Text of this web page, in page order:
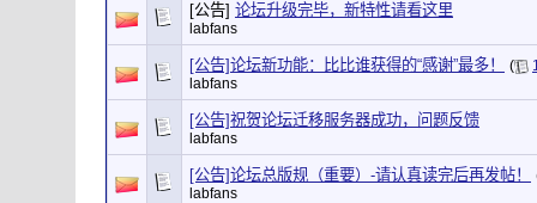
[公告] 论坛升级完毕，新特性请看这里
labfans
[公告]论坛新功能：比比谁获得的“感谢”最多！ (
labfans
[公告]祝贺论坛迁移服务器成功，问题反馈
labfans
[公告]论坛总版规（重要）-请认真读完后再发帖！
labfans